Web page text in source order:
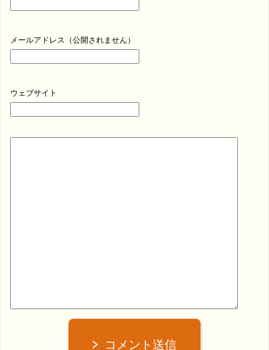
メールアドレス（公開されません）
ウェブサイト
コメント送信